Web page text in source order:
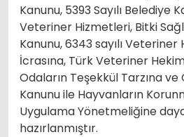
Kanunu, 5393 Sayılı Belediye
Veteriner Hizmetleri, Bitki
Kanunu, 6343 sayılı
İcrasına, Türk Veteriner
Odaların Teşekkül Tarzına
Kanunu ile Hayvanların
Uygulama Yönetmeliğine
hazırlanmıştır.